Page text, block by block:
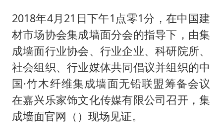
俄黑客称掌握北约直接参与袭俄证据
考生称遭第二名花钱劝退 当地再通报
福建省泉州市委书记张毅恭接受纪律审查和监察调查
2名小孩玩手机低头幅度近乎折叠
“中国蔬菜之乡”最高温达41.8℃
老人离世案亲属质疑记录仪
2018年4月21日下午1点零1分，在中国建
材市场协会集成墙面分会的指导下，由集
成墙面行业协会、行业企业、科研院所、
社会组织、行业媒体共同倡议并组织的中
国·竹木纤维集成墙面无铅联盟筹备会议
在嘉兴乐家饰文化传媒有限公司召开，集
成墙面官网（）现场见证。